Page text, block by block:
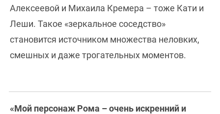
Алексеевой и Михаила Кремера – тоже Кати и
Леши. Такое «зеркальное соседство»
становится источником множества неловких,
смешных и даже трогательных моментов.
«Мой персонаж Рома – очень искренний и